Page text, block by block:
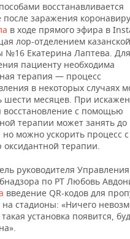
СПОРТА
восстанавливается
после заражения
в ходе прямого эфира в
лор-отделением казанской
№16 Екатерина Лаптева.
пациенту необходима
терапия — процесс
в некоторых случаях
шести месяцев. При
восстановление с помощью
терапии может занять до
но можно ускорить процесс с
терапии.
руководителя Управления
по РТ Любовь
введение QR-кодов для
на стадионы: «Ничего
установка появится,